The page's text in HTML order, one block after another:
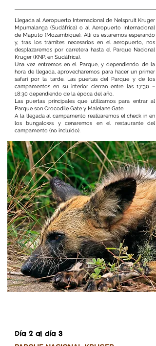
Llegada al Aeropuerto Internacional de Nelspruit Kruger
Mpumalanga (Sudáfrica) o al Aeropuerto Internacional
de Maputo (Mozambique). Allí os estaremos esperando
y, tras los trámites necesarios en el aeropuerto, nos
desplazaremos por carretera hasta el Parque Nacional
Kruger (KNP, en Sudáfrica).
Una vez entremos en el Parque, y dependiendo de la
hora de llegada, aprovecharemos para hacer un primer
safari por la tarde. Las puertas del Parque y de los
campamentos en su interior cierran entre las 17:30 –
18:30 dependiendo de la época del año.
Las puertas principales que utilizamos para entrar al
Parque son Crocodile Gate y Malelane Gate.
A la llegada al campamento realizaremos el check in en
los bungalows y cenaremos en el restaurante del
campamento (no incluido).
Día 2 al día 3